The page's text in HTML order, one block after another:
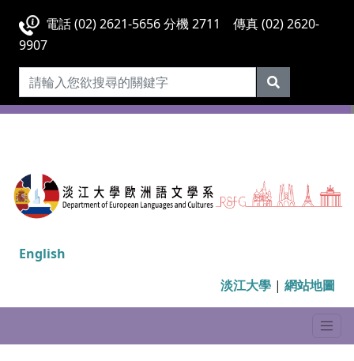
電話 (02) 2621-5656 分機 2711 傳真 (02) 2620-
9907
English
淡江大學 | 網站地圖